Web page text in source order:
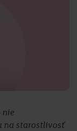
nie
na starostlivosť